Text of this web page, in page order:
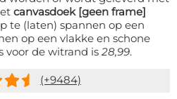
canvasdoek [geen frame]
te (laten) spannen op een
op een vlakke en schone
voor de witrand is 28,99.
(+9484)